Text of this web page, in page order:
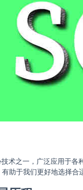
术之一，广泛应用于
助于我们更好地选择合